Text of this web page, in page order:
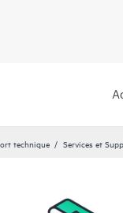
technique Services et